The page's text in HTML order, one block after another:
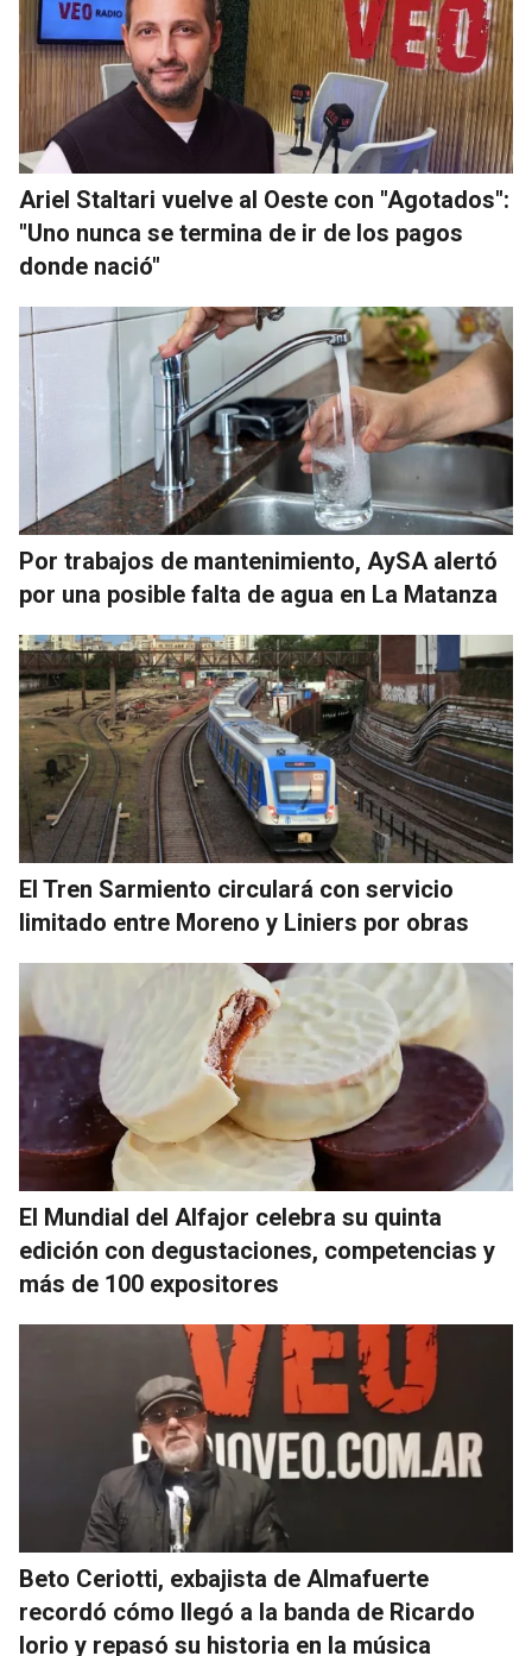
Ariel Staltari vuelve al Oeste con "Agotados":
"Uno nunca se termina de ir de los pagos
donde nació"
Por trabajos de mantenimiento, AySA alertó
por una posible falta de agua en La Matanza
El Tren Sarmiento circulará con servicio
limitado entre Moreno y Liniers por obras
El Mundial del Alfajor celebra su quinta
edición con degustaciones, competencias y
más de 100 expositores
Beto Ceriotti, exbajista de Almafuerte
recordó cómo llegó a la banda de Ricardo
Iorio y repasó su historia en la música